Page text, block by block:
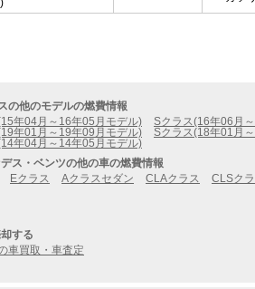
の他のモデルの燃費情報
年04月～16年05月モデル)
Sクラス(16年06月
年01月～19年09月モデル)
Sクラス(18年01月
年04月～14年05月モデル)
ス・ベンツの他の車の燃費情報
Eクラス Aクラスセダン CLAクラス CLSク
する
車買取・車査定